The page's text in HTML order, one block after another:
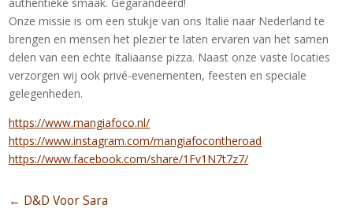
Onze missie is om een stukje van ons Italië naar Nederland te
brengen en mensen het plezier te laten ervaren van het samen
delen van een echte Italiaanse pizza. Naast onze vaste locaties
verzorgen wij ook privé-evenementen, feesten en speciale
gelegenheden.
https://www.mangiafoco.nl/
https://www.instagram.com/mangiafocontheroad
https://www.facebook.com/share/1Fv1N7t7z7/
← D&D Voor Sara